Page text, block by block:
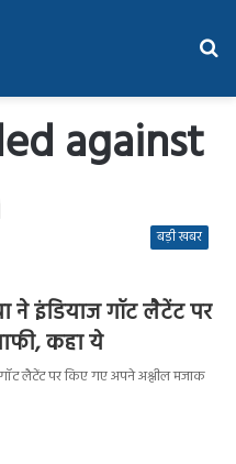
against
बड़ी खबर
ने इंडियाज गॉट लैटेंट पर
कहा ये
गॉट लैटेंट पर किए गए अपने अश्लील मजाक